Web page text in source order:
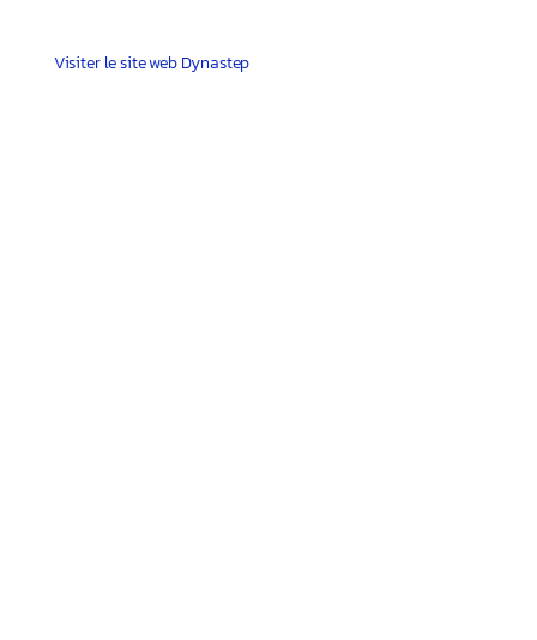
Visiter le site web Dynastep